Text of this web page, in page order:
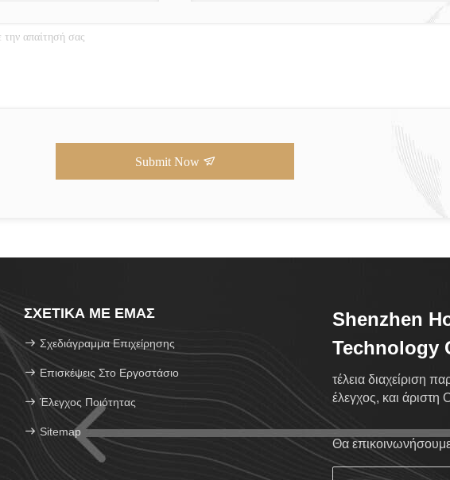
Submit Now
ΣΧΕΤΙΚΆ ΜΕ ΕΜΆΣ
Σχεδιάγραμμα Επιχείρησης
Επισκέψεις Στο Εργοστάσιο
Έλεγχος Ποιότητας
Sitemap
Shenzhen
Technology
τέλεια διαχείριση
έλεγχος, και άριστη
Θα